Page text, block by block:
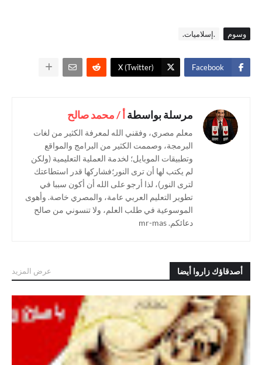
وسوم .إسلاميات.
Facebook
X (Twitter)
مرسلة بواسطةأ / محمد صالح
معلم مصري، وفقني الله لمعرفة الكثير من لغات
البرمجة، وصممت الكثير من البرامج والمواقع
وتطبيقات الموبايل؛ لخدمة العملية التعليمية (ولكن
لم يكتب لها أن ترى النور؛فشاركها قدر استطاعتك
لترى النور)، لذا أرجو على الله أن أكون سببا في
تطوير التعليم العربي عامة، والمصري خاصة. وأهوى
الموسوعية في طلب العلم، ولا تنسوني من صالح
دعائكم. mr-mas
أصدقاؤك زاروا أيضا عرض المزيد
.كلمات أنشودة يا صلاة الزين كحيل العين